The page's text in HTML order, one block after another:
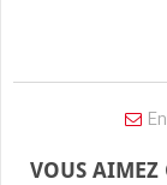
VOUS AIMEZ